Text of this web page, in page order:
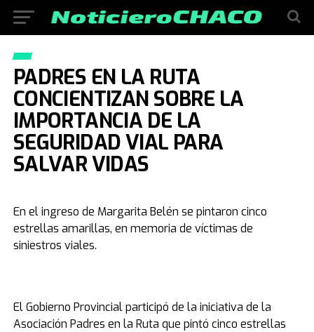
PADRES EN LA RUTA
CONCIENTIZAN SOBRE LA
IMPORTANCIA DE LA
SEGURIDAD VIAL PARA
SALVAR VIDAS
En el ingreso de Margarita Belén se pintaron cinco
estrellas amarillas, en memoria de víctimas de
siniestros viales.
El Gobierno Provincial participó de la iniciativa de la
Asociación Padres en la Ruta que pintó cinco estrellas